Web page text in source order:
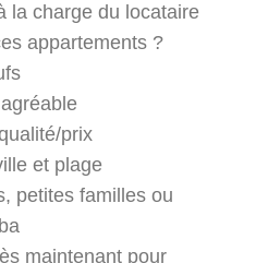
la charge du locataire
appartements ?
prix
et plage
petites familles ou
maintenant pour